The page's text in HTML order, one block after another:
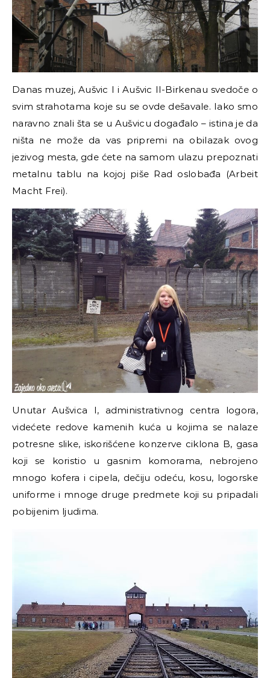
Danas muzej, Aušvic I i Aušvic II-Birkenau svedoče o
svim strahotama koje su se ovde dešavale. Iako smo
naravno znali šta se u Aušvicu događalo– istina je da
ništa ne može da vas pripremi na obilazak ovog
jezivog mesta, gde ćete na samom ulazu prepoznati
metalnu tablu na kojoj piše Rad oslobađa (Arbeit
Macht Frei).
Unutar Aušvica I, administrativnog centra logora,
videćete redove kamenih kuća u kojima se nalaze
potresne slike, iskorišćene konzerve ciklona B, gasa
koji se koristio u gasnim komorama, nebrojeno
mnogo kofera i cipela, dečiju odeću, kosu, logorske
uniforme i mnoge druge predmete koji su pripadali
pobijenim ljudima.